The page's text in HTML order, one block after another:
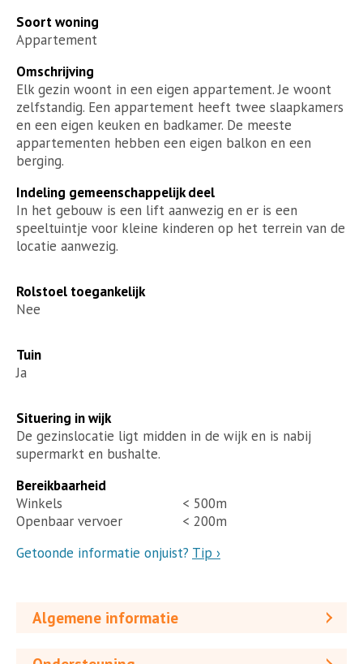
Soort woning
Appartement
Omschrijving
Elk gezin woont in een eigen appartement. Je woont
zelfstandig. Een appartement heeft twee slaapkamers
en een eigen keuken en badkamer. De meeste
appartementen hebben een eigen balkon en een
berging.
Indeling gemeenschappelijk deel
In het gebouw is een lift aanwezig en er is een
speeltuintje voor kleine kinderen op het terrein van de
locatie aanwezig.
Rolstoel toegankelijk
Nee
Tuin
Ja
Situering in wijk
De gezinslocatie ligt midden in de wijk en is nabij
supermarkt en bushalte.
Bereikbaarheid
Winkels
< 500m
Openbaar vervoer
< 200m
Getoonde informatie onjuist? Tip ›
Algemene informatie